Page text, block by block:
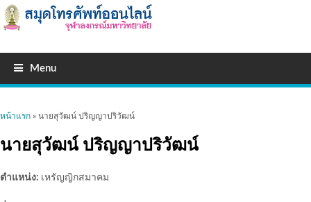
Menu
คุณอยู่ที่นี่
หน้าแรก » นายสุวัฒน์ ปริญญาปริวัฒน์
นายสุวัฒน์ ปริญญาปริวัฒน์
ตำแหน่ง: เหรัญญิกสมาคม